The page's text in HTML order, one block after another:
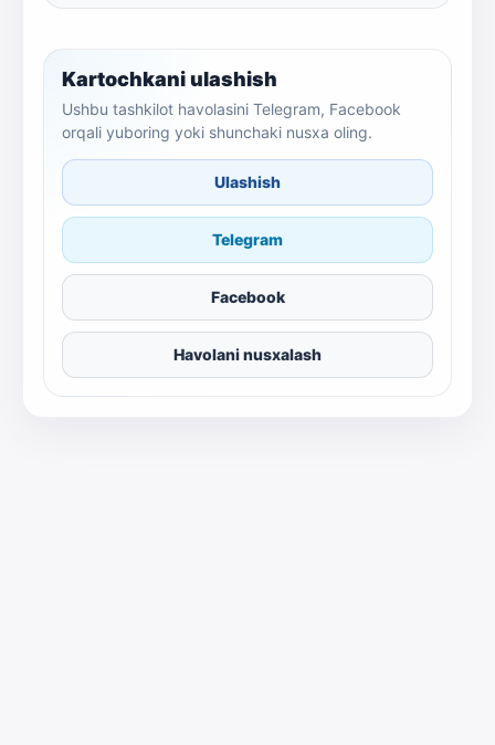
Kartochkani ulashish
Ushbu tashkilot havolasini Telegram, Facebook
orqali yuboring yoki shunchaki nusxa oling.
Ulashish
Telegram
Facebook
Havolani nusxalash